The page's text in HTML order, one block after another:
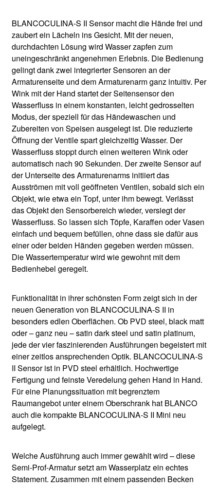
BLANCOCULINA-S II Sensor macht die Hände frei und
zaubert ein Lächeln ins Gesicht. Mit der neuen,
durchdachten Lösung wird Wasser zapfen zum
uneingeschränkt angenehmen Erlebnis. Die Bedienung
gelingt dank zwei integrierter Sensoren an der
Armaturenseite und dem Armaturenarm ganz intuitiv. Per
Wink mit der Hand startet der Seitensensor den
Wasserfluss in einem konstanten, leicht gedrosselten
Modus, der speziell für das Händewaschen und
Zubereiten von Speisen ausgelegt ist. Die reduzierte
Öffnung der Ventile spart gleichzeitig Wasser. Der
Wasserfluss stoppt durch einen weiteren Wink oder
automatisch nach 90 Sekunden. Der zweite Sensor auf
der Unterseite des Armaturenarms initiiert das
Ausströmen mit voll geöffneten Ventilen, sobald sich ein
Objekt, wie etwa ein Topf, unter ihm bewegt. Verlässt
das Objekt den Sensorbereich wieder, versiegt der
Wasserfluss. So lassen sich Töpfe, Karaffen oder Vasen
einfach und bequem befüllen, ohne dass sie dafür aus
einer oder beiden Händen gegeben werden müssen.
Die Wassertemperatur wird wie gewohnt mit dem
Bedienhebel geregelt.
Funktionalität in ihrer schönsten Form zeigt sich in der
neuen Generation von BLANCOCULINA-S II in
besonders edlen Oberflächen. Ob PVD steel, black matt
oder – ganz neu – satin dark steel und satin platinum,
jede der vier faszinierenden Ausführungen begeistert mit
einer zeitlos ansprechenden Optik. BLANCOCULINA-S
II Sensor ist in PVD steel erhältlich. Hochwertige
Fertigung und feinste Veredelung gehen Hand in Hand.
Für eine Planungssituation mit begrenztem
Raumangebot unter einem Oberschrank hat BLANCO
auch die kompakte BLANCOCULINA-S II Mini neu
aufgelegt.
Welche Ausführung auch immer gewählt wird – diese
Semi-Prof-Armatur setzt am Wasserplatz ein echtes
Statement. Zusammen mit einem passenden Becken